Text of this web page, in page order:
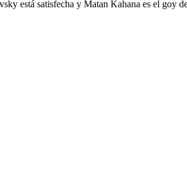
está satisfecha y Matan Kahana es el goy